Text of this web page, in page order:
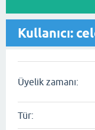
Kullanıcı:
Üyelik zamanı:
Tür: